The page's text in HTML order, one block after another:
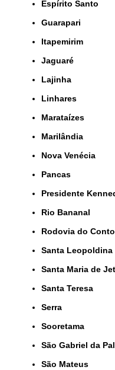
Espírito Santo
Guarapari
Itapemirim
Jaguaré
Lajinha
Linhares
Marataízes
Marilândia
Nova Venécia
Pancas
Presidente
Rio Bananal
Rodovia do
Santa Leopoldina
Santa Maria de
Santa Teresa
Serra
Sooretama
São Gabriel da
São Mateus